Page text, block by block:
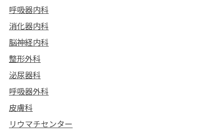
呼吸器内科
消化器内科
脳神経内科
整形外科
泌尿器科
呼吸器外科
皮膚科
リウマチセンター